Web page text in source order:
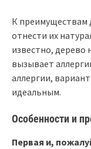
К преимуществам
отнести их
известно, дерево
вызывает
аллергии,
идеальным.
Особенности и
Первая и,